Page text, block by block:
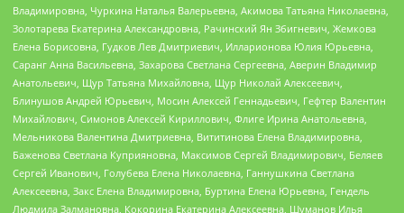
Владимировна, Чуркина Наталья Валерьевна, Акимова Татьяна Николаевна,
Золотарева Екатерина Александровна, Рачинский Ян Збигневич, Жемкова
Елена Борисовна, Гудков Лев Дмитриевич, Илларионова Юлия Юрьевна,
Саранг Анна Васильевна, Захарова Светлана Сергеевна, Аверин Владимир
Анатольевич, Щур Татьяна Михайловна, Щур Николай Алексеевич,
Блинушов Андрей Юрьевич, Мосин Алексей Геннадьевич, Гефтер Валентин
Михайлович, Симонов Алексей Кириллович, Флиге Ирина Анатольевна,
Мельникова Валентина Дмитриевна, Вититинова Елена Владимировна,
Баженова Светлана Куприяновна, Максимов Сергей Владимирович, Беляев
Сергей Иванович, Голубева Елена Николаевна, Ганнушкина Светлана
Алексеевна, Закс Елена Владимировна, Буртина Елена Юрьевна, Гендель
Людмила Залмановна, Кокорина Екатерина Алексеевна, Шуманов Илья